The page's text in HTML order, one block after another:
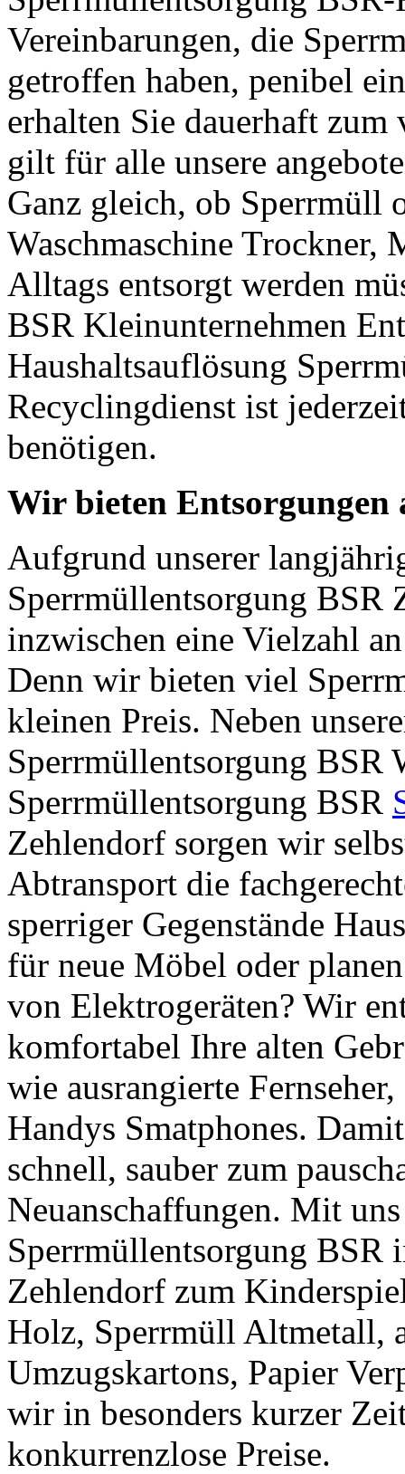
Vereinbarungen, die
getroffen haben, penibel
erhalten Sie dauerhaft zum
gilt für alle unsere
Ganz gleich, ob Sperrmüll
Waschmaschine Trockner,
Alltags entsorgt werden
BSR Kleinunternehmen
Haushaltsauflösung
Recyclingdienst ist
benötigen.
Wir bieten
Aufgrund unserer
Sperrmüllentsorgung BSR
inzwischen eine Vielzahl
Denn wir bieten viel
kleinen Preis. Neben
Sperrmüllentsorgung BSR
Sperrmüllentsorgung BSR
Zehlendorf sorgen wir
Abtransport die
sperriger Gegenstände
für neue Möbel oder
von Elektrogeräten? Wir
komfortabel Ihre alten
wie ausrangierte
Handys Smatphones.
schnell, sauber zum
Neuanschaffungen. Mit
Sperrmüllentsorgung BSR
Zehlendorf zum
Holz, Sperrmüll Altmetall,
Umzugskartons, Papier
wir in besonders kurzer
konkurrenzlose Preise.